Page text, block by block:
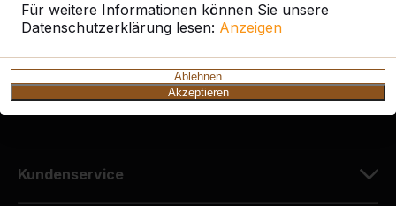
Für weitere Informationen können Sie unsere
Datenschutzerklärung lesen: Anzeigen
Ablehnen
Akzeptieren
+49 212 934 77 25
info@HeBlad.de
Kundenservice